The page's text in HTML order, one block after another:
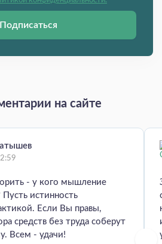
Подписаться
на сайте
- у кого мышление
истинность
Если Вы правы,
средств без труда соберут
Всем - удачи!